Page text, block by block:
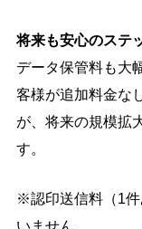
将来も安心のステ
データ保管料も大
客様が追加料金な
が、将来の規模拡
す。
※認印送信料（1